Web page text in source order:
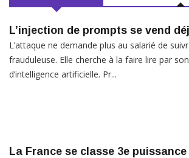
L’injection de prompts se vend
L’attaque ne demande plus au salarié de
frauduleuse. Elle cherche à la faire lire par
d’intelligence artificielle. Pr...
La France se classe 3e